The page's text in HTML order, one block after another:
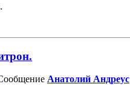
Анатолий Андреус